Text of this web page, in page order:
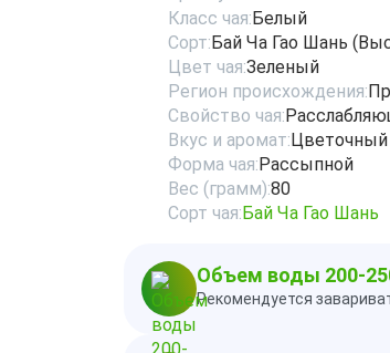
Класс чая:Белый
Сорт:Бай Ча Гао Шань
Цвет чая:Зеленый
Регион происхождения:
Свойство чая:
Вкус и аромат:Цветочный
Форма чая:Рассыпной
Вес (грамм):80
Сорт чая:Бай Ча Гао Шань
Объем воды 200-
Рекомендуется